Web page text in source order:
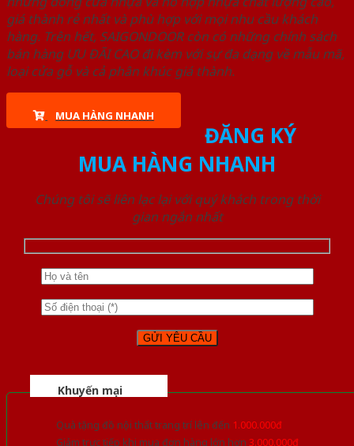
giá thành rẻ nhất và phù hợp với mọi nhu cầu khách
hàng. Trên hết, SAIGONDOOR còn có những chính sách
bán hàng ƯU ĐÃI CAO đi kèm với sự đa dạng về mẫu mã,
loại cửa gỗ và cả phân khúc giá thành.
MUA HÀNG NHANH
ĐĂNG KÝ
MUA HÀNG NHANH
Chúng tôi sẽ liên lạc lại với quý khách trong thời
gian ngắn nhất
Khuyến mại
Quà tặng đồ nội thất trang trí lên đến 1.000.000đ
Giảm trực tiếp khi mua đơn hàng lớn hơn 3.000.000đ